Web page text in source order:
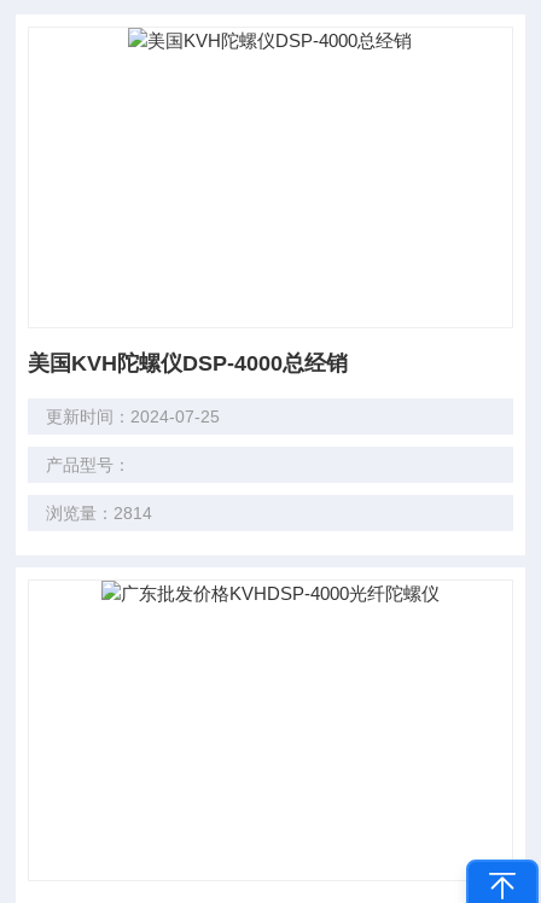
美国KVH陀螺仪DSP-4000总经销
更新时间：2024-07-25
产品型号：
浏览量：2814